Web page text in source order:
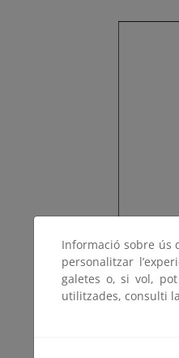
Informació sobre ús
personalitzar
galetes o, si vol,
utilitzades, consulti